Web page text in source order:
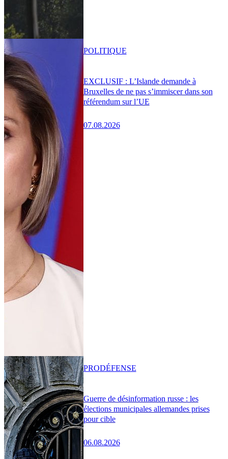
EXCLUSIF : L’Islande demande à
Bruxelles de ne pas s’immiscer dans son
référendum sur l’UE
07.08.2026
POLITIQUE
Guerre de désinformation russe : les
élections municipales allemandes prises
pour cible
06.08.2026
PRODÉFENSE